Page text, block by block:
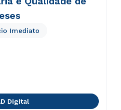
Imediato
Digital